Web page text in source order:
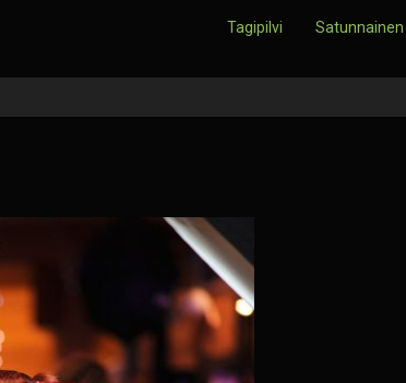
Tagipilvi Satunnainen